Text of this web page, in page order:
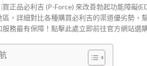
買正品必利吉 (P-Force) 來改善勃起功能障礙
區，詳細對比各種購買必利吉的渠道優劣勢，
服務最有保障！點擊此處立即前往官方網站選